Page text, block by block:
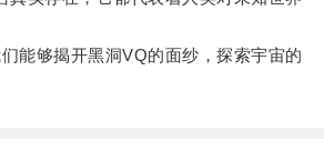
够揭开黑洞VQ的面纱，探索宇宙的